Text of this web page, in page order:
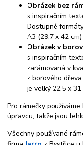
Obrázek bez
s inspiračním
Dostupné
A3 (29,7 x 42
Obrázek v
s inspiračním
zarámovaná v
z borového
je velký 22,5 x 31
Pro rámečky
úpravou, takže jsou
Všechny používané